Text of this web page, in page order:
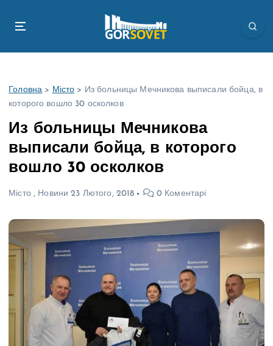
Головна > Місто > Из больницы Мечникова выписали бойца, в
которого вошло 30 осколков
Из больницы Мечникова
выписали бойца, в которого
вошло 30 осколков
Місто, Новини 23 Лютого, 2018 0 Коментарі